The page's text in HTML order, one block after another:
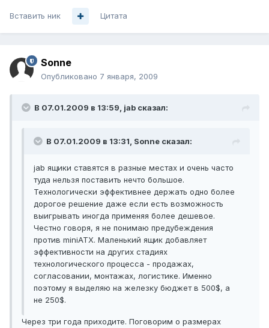
Вставить ник Цитата
Sonne
Опубликовано 7 января, 2009
В 07.01.2009 в 13:59, jab сказал:
В 07.01.2009 в 13:31, Sonne сказал:
jab ящики ставятся в разные местах и очень часто
туда нельзя поставить нечто большое.
Технологически эффективнее держать одно более
дорогое решение даже если есть возможность
выигрывать иногда применяя более дешевое.
Честно говоря, я не понимаю предубеждения
против miniATX. Маленький ящик добавляет
эффективности на других стадиях
технологического процесса - продажах,
согласовании, монтажах, логистике. Именно
поэтому я выделяю на железку бюджет в 500$, а
не 250$.
Через три года приходите. Поговорим о размерах